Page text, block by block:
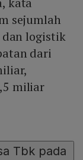
sejumlah
dan logistik
dari
miliar
Tbk pada